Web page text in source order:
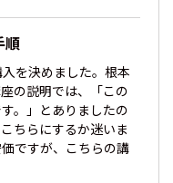
順
を決めました。根本
の説明では、「この
。」とありましたの
ちらにするか迷いま
ですが、こちらの講